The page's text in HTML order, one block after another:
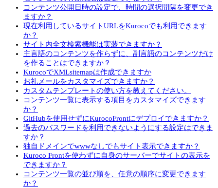
コンテンツ公開日時の設定で、時間の選択間隔を変更でき
ますか？
現在利用しているサイトURLをKurocoでも利用できます
か？
サイト内全文検索機能は実装できますか？
主言語のコンテンツを作らずに、副言語のコンテンツだけ
を作ることはできますか？
KurocoでXMLsitemapは作成できますか
お礼メールをカスタマイズできますか？
カスタムテンプレートの使い方を教えてください。
コンテンツ一覧に表示する項目をカスタマイズできます
か？
GitHubを使用せずにKurocoFrontにデプロイできますか？
過去のパスワードを利用できないようにする設定はできま
すか？
独自ドメインでwwwなしでもサイト表示できますか？
Kuroco Frontを使わずに自身のサーバーでサイトの表示を
できますか？
コンテンツ一覧の並び順を、任意の順序に変更できます
か？